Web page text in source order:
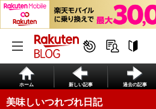
ホーム 新しい記事 過去の記事
美味しいつれづれ日記